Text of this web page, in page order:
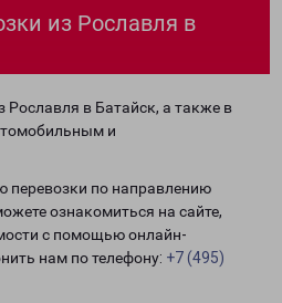
из Рославля в
Рославля в Батайск, а также в
и
перевозки по направлению
ознакомиться на сайте,
с помощью онлайн-
нам по телефону: +7 (495)